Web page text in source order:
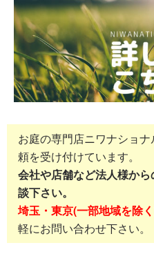
お庭の専門店ニワナショ
頼を受け付けています。
会社や店舗など法人様か
談下さい。
埼玉・東京(一部地域を除
軽にお問い合わせ下さい。